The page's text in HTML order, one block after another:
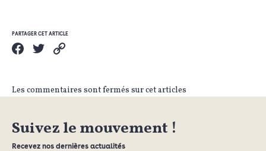
PARTAGER CET ARTICLE
Les commentaires sont fermés sur cet articles
Suivez le mouvement !
Recevez nos dernières actualités